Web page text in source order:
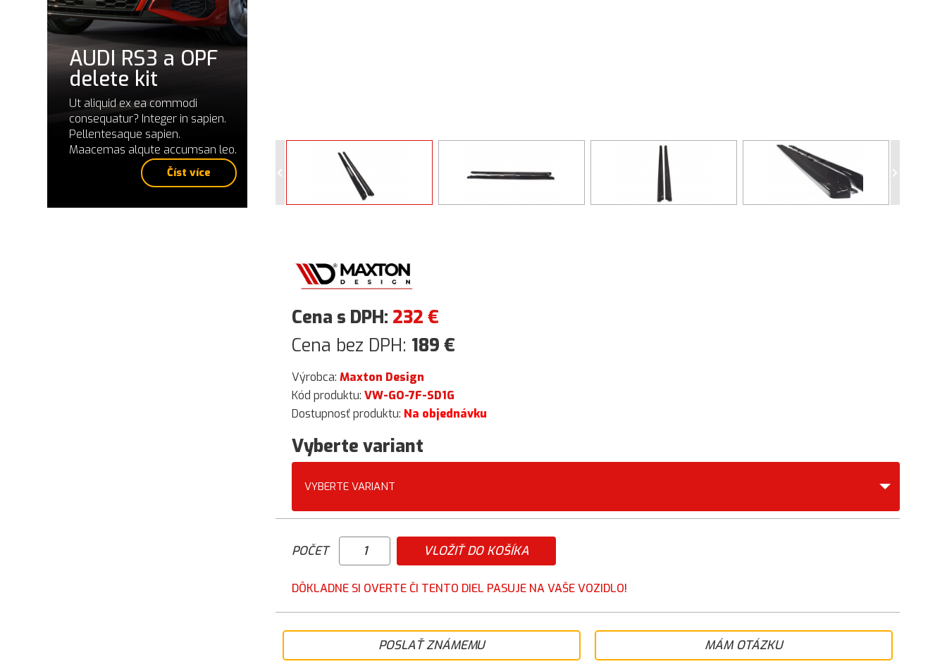
AUDI RS3 a OPF
delete kit
Ut aliquid ex ea commodi
consequatur? Integer in sapien.
Pellentesaque sapien.
Maacemas alqute accumsan leo.
Číst více
Cena s DPH: 232€
Cena bez DPH: 189€
Výrobca:Maxton Design
Kód produktu:VW-GO-7F-SD1G
Dostupnosť produktu: Na objednávku
Vyberte variant
VYBERTE VARIANT
POČET VLOŽIŤ DO KOŠÍKA
DÔKLADNE SI OVERTE ČI TENTO DIEL PASUJE NA VAŠE VOZIDLO!
POSLAŤ ZNÁMEMU MÁM OTÁZKU